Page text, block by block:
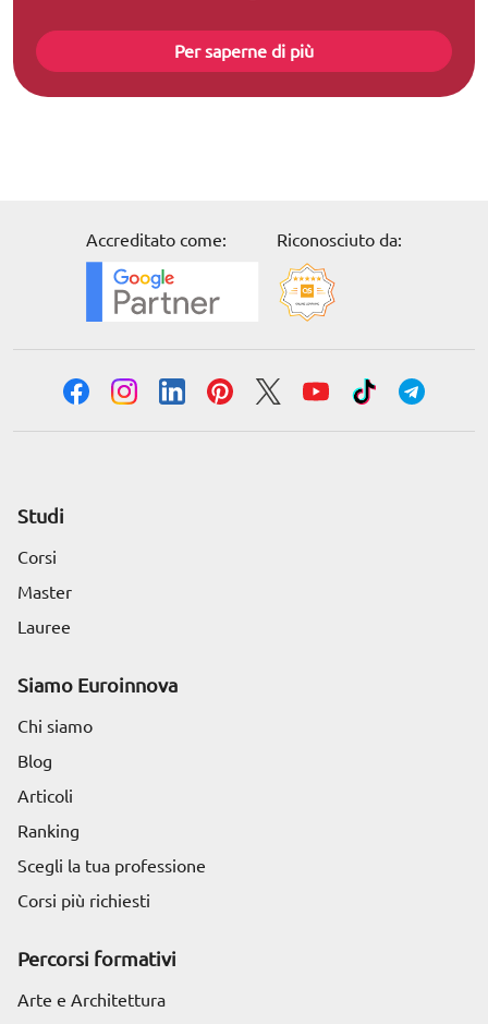
Per saperne di più
Accreditato come: Riconosciuto da:
Studi
Corsi
Master
Lauree
Siamo Euroinnova
Chi siamo
Blog
Articoli
Ranking
Scegli la tua professione
Corsi più richiesti
Percorsi formativi
Arte e Architettura